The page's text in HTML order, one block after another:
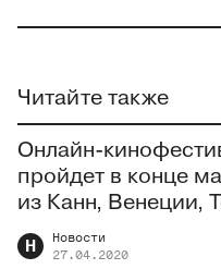
Читайте также
Онлайн-
пройдет в конце
из Канн, Венеции,
Н
Новости
27.04.2020